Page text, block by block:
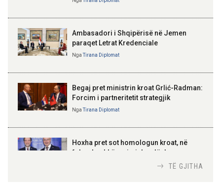
Kosovë!
100-vjetori i themelimit të
Urdhrit të Skënderbeut
Ambasadori i Shqipërisë në Jemen
paraqet Letrat Kredenciale
NgaTirana Diplomat
Begaj pret ministrin kroat Grlić-Radman:
Forcim i partneritetit strategjik
NgaTirana Diplomat
Hoxha pret sot homologun kroat, në
fokus bashkëpunimi dypalësh
TË GJITHA